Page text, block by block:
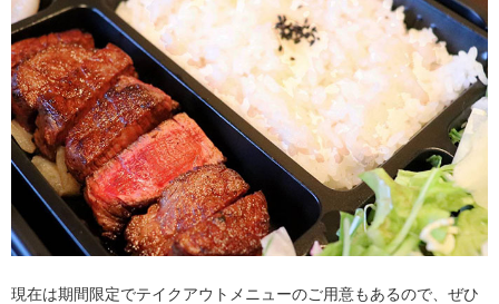
現在は期間限定でテイクアウトメニューのご用意もあるので、ぜひ